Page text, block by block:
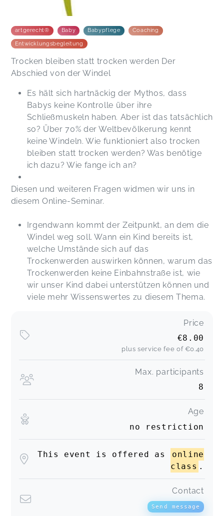
artgerecht® Baby Babypflege Coaching
Entwicklungsbegleitung
Trocken bleiben statt trocken werden Der
Abschied von der Windel
Es hält sich hartnäckig der Mythos, dass
Babys keine Kontrolle über ihre
Schließmuskeln haben. Aber ist das tatsächlich
so? Über 70% der Weltbevölkerung kennt
keine Windeln. Wie funktioniert also trocken
bleiben statt trocken werden? Was benötige
ich dazu? Wie fange ich an?
Diesen und weiteren Fragen widmen wir uns in
diesem Online-Seminar.
Irgendwann kommt der Zeitpunkt, an dem die
Windel weg soll. Wann ein Kind bereits ist,
welche Umstände sich auf das
Trockenwerden auswirken können, warum das
Trockenwerden keine Einbahnstraße ist, wie
wir unser Kind dabei unterstützen können und
viele mehr Wissenswertes zu diesem Thema.
Price
€8.00
plus service fee of €0.40
Max. participants
8
Age
no restriction
This event is offered as
online
class .
Contact
Send message